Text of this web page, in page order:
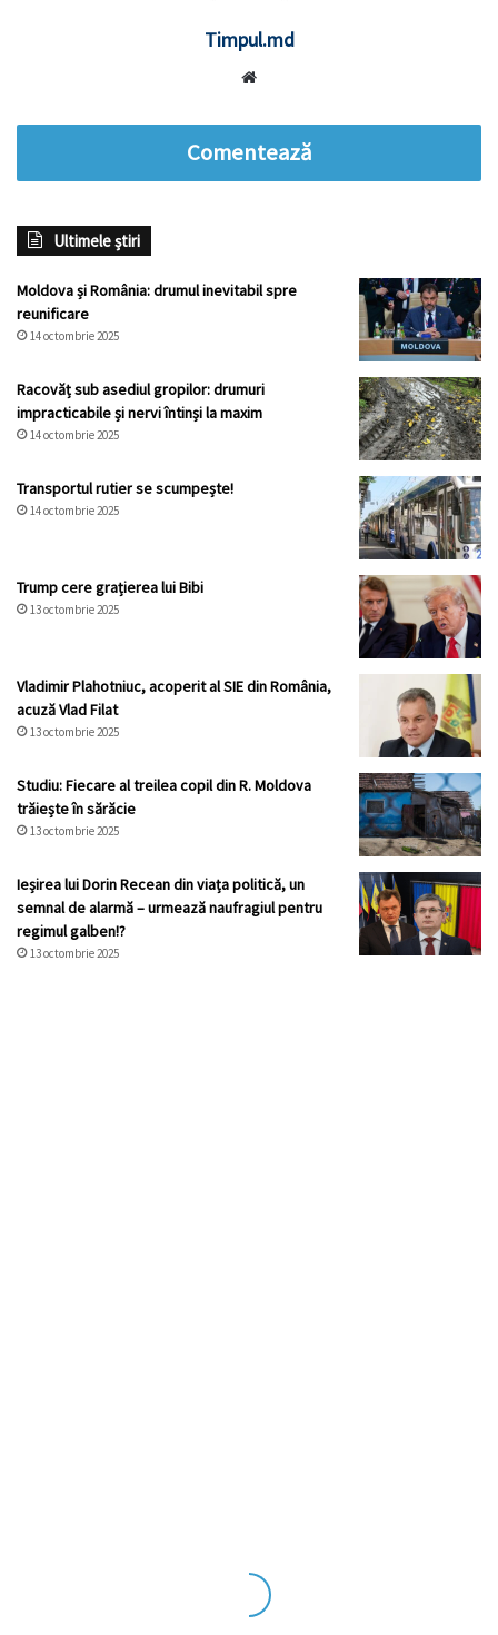
Timpul.md
Comentează
Ultimele știri
Moldova și România: drumul inevitabil spre
reunificare
14 octombrie 2025
Racovăț sub asediul gropilor: drumuri
impracticabile și nervi întinși la maxim
14 octombrie 2025
Transportul rutier se scumpește!
14 octombrie 2025
Trump cere grațierea lui Bibi
13 octombrie 2025
Vladimir Plahotniuc, acoperit al SIE din România,
acuză Vlad Filat
13 octombrie 2025
Studiu: Fiecare al treilea copil din R. Moldova
trăiește în sărăcie
13 octombrie 2025
Ieșirea lui Dorin Recean din viața politică, un
semnal de alarmă – urmează naufragiul pentru
regimul galben!?
13 octombrie 2025